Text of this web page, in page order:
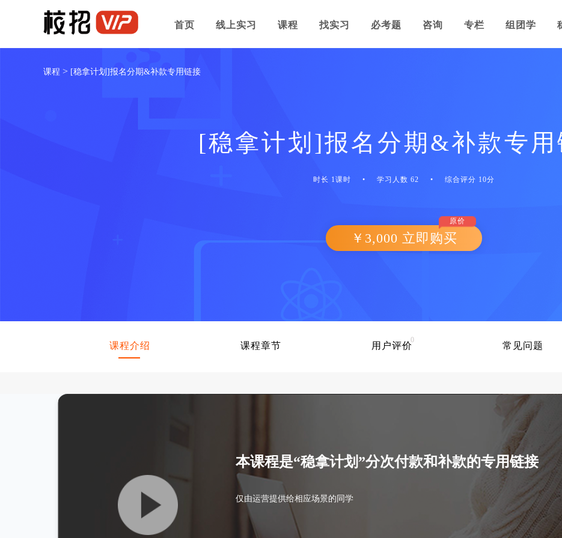
首页 线上实习 课程 找实习 必考题 咨询 专栏 组团学
课程 > [稳拿计划]报名分期&补款专用链接
[稳拿计划]报名分期&补款专用
时长 1课时 • 学习人数 62 • 综合评分 10分
￥3,000 立即购买
原价
课程介绍 课程章节 用户评价
0
常见问题
本课程是“稳拿计划”分次付款和补款的专用链接
仅由运营提供给相应场景的同学